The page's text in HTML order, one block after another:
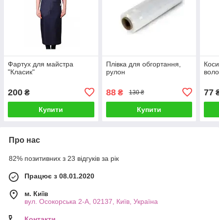
Фартух для майстра
"Класик"
200 ₴
Купити
Плівка для обгортання,
рулон
88₴ 130 ₴
Купити
77
Про нас
82% позитивних з 23 відгуків за рік
Працює з 08.01.2020
м. Київ
вул. Осокорська 2-А, 02137, Київ, Україна